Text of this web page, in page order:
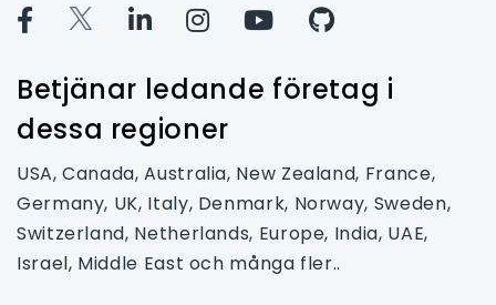
Betjänar ledande företag i
dessa regioner
USA, Canada, Australia, New Zealand, France,
Germany, UK, Italy, Denmark, Norway, Sweden,
Switzerland, Netherlands, Europe, India, UAE,
Israel, Middle East och många fler..